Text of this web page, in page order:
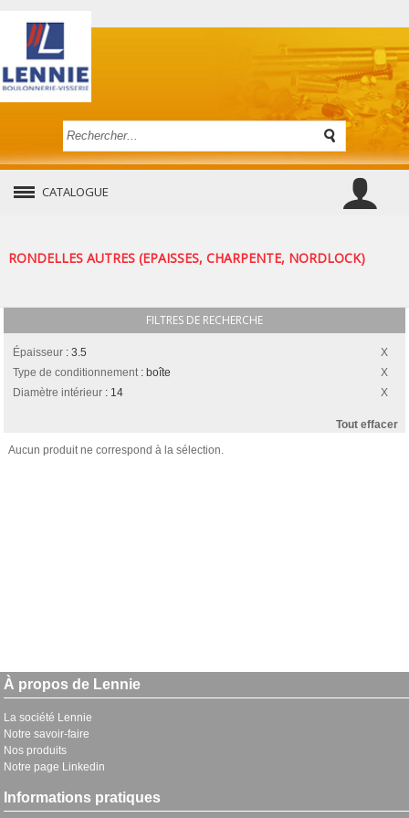
CATALOGUE
RONDELLES AUTRES (EPAISSES, CHARPENTE, NORDLOCK)
FILTRES DE RECHERCHE
Épaisseur :3.5
Type de conditionnement: boîte
Diamètre intérieur : 14
Tout effacer
Aucun produit ne correspond à la sélection.
À propos de Lennie
La société Lennie
Notre savoir-faire
Nos produits
Notre page Linkedin
Informations pratiques